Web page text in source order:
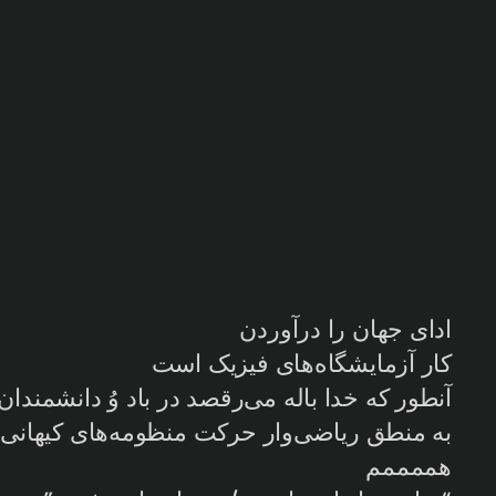
ادای جهان را درآوردن
کار آزمایشگاه‌های فیزیک است
آنطور که خدا باله می‌رقصد در باد وُ
به منطق ریاضی‌وار حرکت منظومه‌های
هممممم